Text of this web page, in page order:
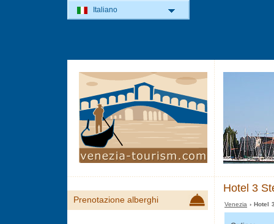
Hotel 3
Venezia › Hotel
Prenotazione alberghi
Italiano